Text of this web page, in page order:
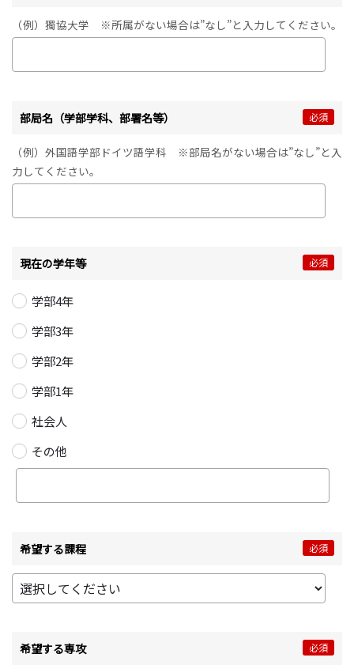
（例）獨協大学 ※所属がない場合は”なし”と入力してください。
部局名（学部学科、部署名等） 必須
（例）外国語学部ドイツ語学科 ※部局名がない場合は”なし”と入
力してください。
現在の学年等 必須
学部4年
学部3年
学部2年
学部1年
社会人
その他
希望する課程 必須
希望する専攻 必須